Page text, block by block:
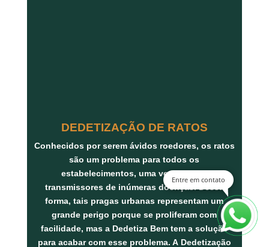
DEDETIZAÇÃO DE RATOS
Conhecidos por serem ávidos roedores, os ratos
são um problema para todos os
estabelecimentos, uma vez que são
transmissores de inúmeras doenças. Dessa
forma, tais pragas urbanas representam um
grande perigo porque se proliferam com
facilidade, mas a Dedetiza Bem tem a solução
para acabar com esse problema. A Dedetização
Entre em contato